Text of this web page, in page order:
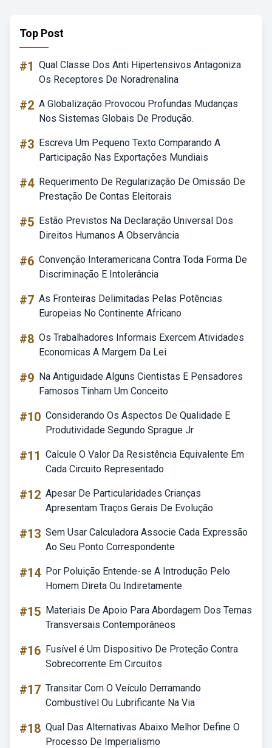
Top Post
#1 Qual Classe Dos Anti Hipertensivos Antagoniza
Os Receptores De Noradrenalina
#2 A Globalização Provocou Profundas Mudanças
Nos Sistemas Globais De Produção.
#3 Escreva Um Pequeno Texto Comparando A
Participação Nas Exportações Mundiais
#4 Requerimento De Regularização De Omissão De
Prestação De Contas Eleitorais
#5 Estão Previstos Na Declaração Universal Dos
Direitos Humanos A Observância
#6 Convenção Interamericana Contra Toda Forma De
Discriminação E Intolerância
#7 As Fronteiras Delimitadas Pelas Potências
Europeias No Continente Africano
#8 Os Trabalhadores Informais Exercem Atividades
Economicas A Margem Da Lei
#9 Na Antiguidade Alguns Cientistas E Pensadores
Famosos Tinham Um Conceito
#10 Considerando Os Aspectos De Qualidade E
Produtividade Segundo Sprague Jr
#11 Calcule O Valor Da Resistência Equivalente Em
Cada Circuito Representado
#12 Apesar De Particularidades Crianças
Apresentam Traços Gerais De Evolução
#13 Sem Usar Calculadora Associe Cada Expressão
Ao Seu Ponto Correspondente
#14 Por Poluição Entende-se A Introdução Pelo
Homem Direta Ou Indiretamente
#15 Materiais De Apoio Para Abordagem Dos Temas
Transversais Contemporâneos
#16 Fusível é Um Dispositivo De Proteção Contra
Sobrecorrente Em Circuitos
#17 Transitar Com O Veículo Derramando
Combustível Ou Lubrificante Na Via
#18 Qual Das Alternativas Abaixo Melhor Define O
Processo De Imperialismo